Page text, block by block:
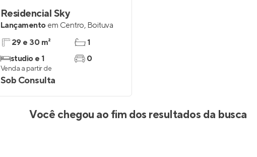
Residencial Sky
Lançamento em Centro, Boituva
29 e 30 m²
studio e 1
1
0
Venda a partir de
Sob Consulta
Você chegou ao fim dos resultados da busca